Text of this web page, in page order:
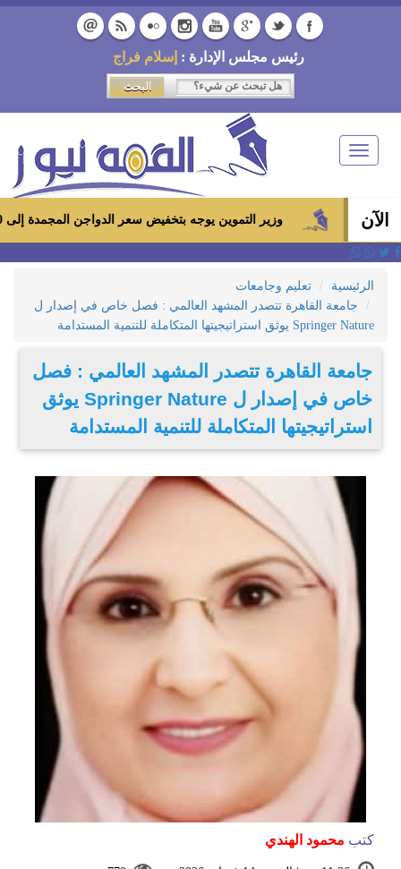
رئيس مجلس الإدارة : إسلام فراج
Toggle
navigation
الآن وزير التموين يوجه بتخفيض سعر الدواجن المجمدة إلى 100 جنيه للكيلو بالمجمعات الاستهلاكية ومعارض «أهلاً رمضان»
الرئيسية
تعليم وجامعات
جامعة القاهرة تتصدر المشهد العالمي : فصل خاص في إصدار ل
Springer Nature يوثق استراتيجيتها المتكاملة للتنمية المستدامة
جامعة القاهرة تتصدر المشهد العالمي : فصل
خاص في إصدار ل Springer Nature يوثق
استراتيجيتها المتكاملة للتنمية المستدامة
كتب محمود الهندي